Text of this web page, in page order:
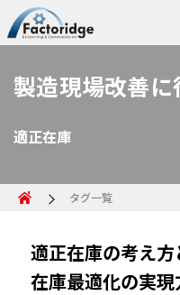
製造現場改善
適正在庫
タグ一覧
適正在庫の考え方
在庫最適化の実